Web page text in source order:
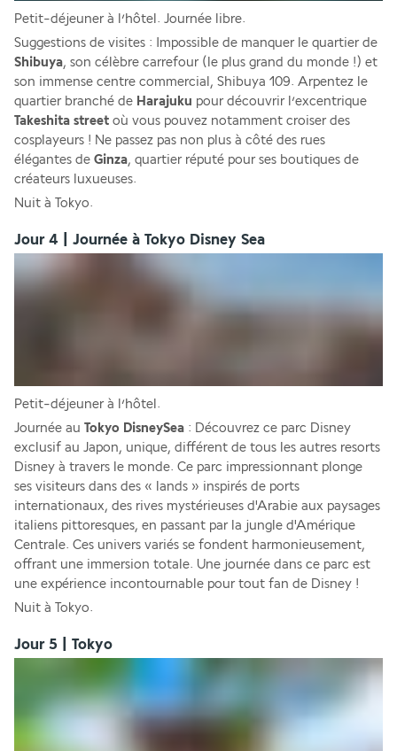
Petit-déjeuner à l’hôtel. Journée libre.
Suggestions de visites : Impossible de manquer le quartier de
Shibuya, son célèbre carrefour (le plus grand du monde !) et
son immense centre commercial, Shibuya 109. Arpentez le
quartier branché de Harajuku
Takeshita street où vous pouvez notamment croiser des
cosplayeurs ! Ne passez pas non plus à côté des rues
élégantes de Ginza, quartier réputé pour ses boutiques de
créateurs luxueuses.
Nuit à Tokyo.
Jour 4 | Journée à Tokyo Disney Sea
Petit-déjeuner à l’hôtel.
Journée au Tokyo DisneySea : Découvrez ce parc Disney
exclusif au Japon, unique, différent de tous les autres resorts
Disney à travers le monde. Ce parc impressionnant plonge
ses visiteurs dans des « lands » inspirés de ports
internationaux, des rives mystérieuses d'Arabie aux paysages
italiens pittoresques, en passant par la jungle d'Amérique
Centrale. Ces univers variés se fondent harmonieusement,
offrant une immersion totale. Une journée dans ce parc est
une expérience incontournable pour tout fan de Disney !
Nuit à Tokyo.
Jour 5 | Tokyo